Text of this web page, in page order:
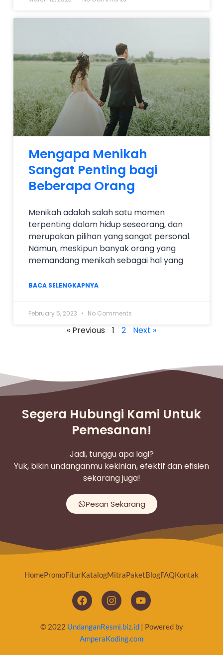
Mengapa Menikah
Sangat Penting bagi
Beberapa Orang
Menikah adalah salah satu momen
terpenting dalam hidup seseorang, dan
merupakan pilihan yang sangat personal.
Namun, meskipun banyak orang yang
memandang menikah sebagai hal yang
BACA SELENGKAPNYA
February 5, 2023 No Comments
« Previous 1 2 Next »
Segera Hubungi Kami Untuk
Pemesanan!
Jadi, tunggu apa lagi?
Yuk, bikin undanganmu kekinian, efektif dan efisien
sekarang juga!
Pesan Sekarang
HomePromoFiturKatalogMitraPaketBlogFAQKontak
© 2022 UndanganResmi.biz.id| Powered by
AmperaKoding.com